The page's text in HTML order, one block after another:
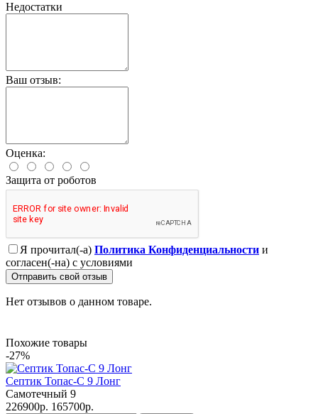
Недостатки
Ваш отзыв:
Оценка:
Защита от роботов
Я прочитал(-а) Политика Конфиденциальности и
согласен(-на) с условиями
Отправить свой отзыв
Нет отзывов о данном товаре.
Похожие товары
-27%
Септик Топас-С 9 Лонг
Самотечный 9
226900р. 165700р.